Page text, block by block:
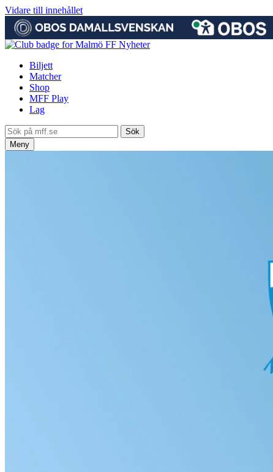
Vidare till innehållet
Nyheter
Biljett
Matcher
Shop
MFF Play
Lag
Meny